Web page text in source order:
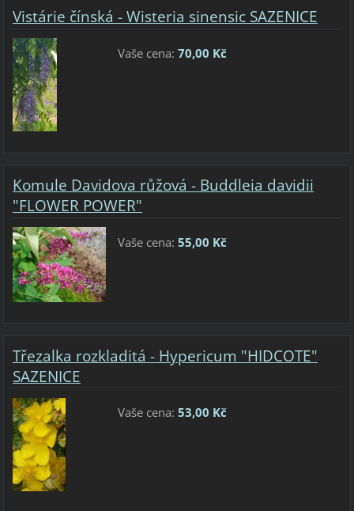
Vistárie čínská - Wisteria sinensic SAZENICE
Vaše cena: 70,00 Kč
Komule Davidova růžová - Buddleia davidii
"FLOWER POWER"
Vaše cena: 55,00 Kč
Třezalka rozkladitá - Hypericum "HIDCOTE"
SAZENICE
Vaše cena: 53,00 Kč